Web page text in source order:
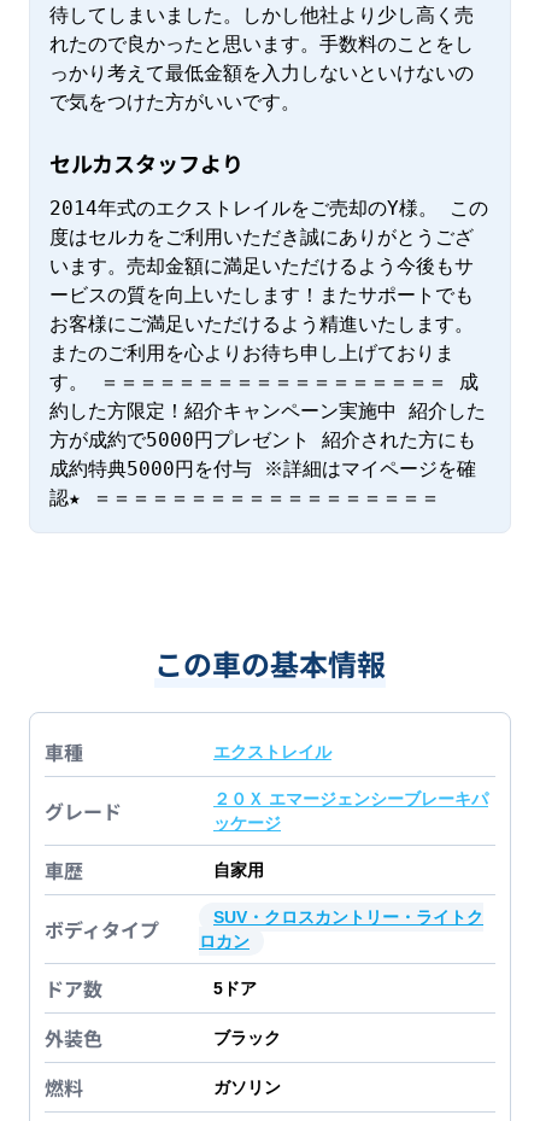
待してしまいました。しかし他社より少し高く売
れたので良かったと思います。手数料のことをし
っかり考えて最低金額を入力しないといけないの
で気をつけた方がいいです。
セルカスタッフより
2014年式のエクストレイルをご売却のY様。 この
度はセルカをご利用いただき誠にありがとうござ
います。売却金額に満足いただけるよう今後もサ
ービスの質を向上いたします！またサポートでも
お客様にご満足いただけるよう精進いたします。
またのご利用を心よりお待ち申し上げておりま
す。 ＝＝＝＝＝＝＝＝＝＝＝＝＝＝＝＝＝＝ 成
約した方限定！紹介キャンペーン実施中 紹介した
方が成約で5000円プレゼント 紹介された方にも
成約特典5000円を付与 ※詳細はマイページを確
認★ ＝＝＝＝＝＝＝＝＝＝＝＝＝＝＝＝＝＝
この車の基本情報
車種 エクストレイル
グレード
２０Ｘ エマージェンシーブレーキパ
ッケージ
車歴 自家用
ボディタイプ
SUV・クロスカントリー・ライトク
ロカン
ドア数 5 ドア
外装色 ブラック
燃料 ガソリン